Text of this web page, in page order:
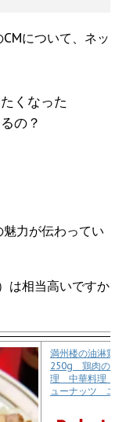
について、ネッ
くなった
の？
力が伝わってい
は相当高いですか
満州楼の油淋
250g 鶏肉のカ
理 中華料理 ボ
ューナッツ ユ